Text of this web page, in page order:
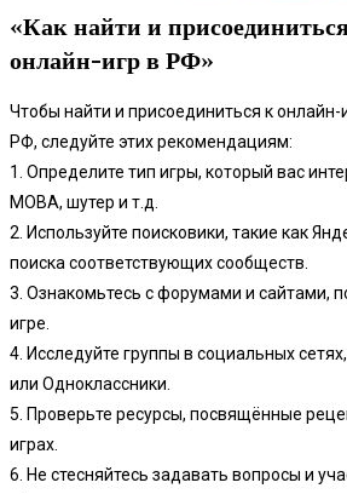
«Как найти и
онлайн-игр в РФ»
Чтобы найти и присоединиться к
РФ, следуйте этих рекомендациям:
1. Определите тип игры, который вас
MOBA, шутер и т.д.
2. Используйте поисковики, такие как
поиска соответствующих сообществ.
3. Ознакомьтесь с форумами и сайтами,
игре.
4. Исследуйте группы в социальных
или Одноклассники.
5. Проверьте ресурсы, посвящённые
играх.
6. Не стесняйтесь задавать вопросы и